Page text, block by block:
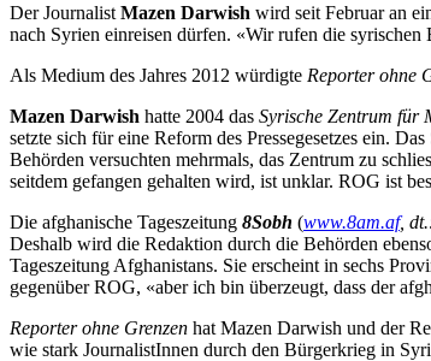
Der Journalist Mazen Darwish wird seit Februar an
nach Syrien einreisen dürfen. «Wir rufen die
Als Medium des Jahres 2012 würdigte Reporter ohne
Mazen Darwish hatte 2004 das Syrische Zentrum für
setzte sich für eine Reform des Pressegesetzes ein.
Behörden versuchten mehrmals, das Zentrum zu
seitdem gefangen gehalten wird, ist unklar. ROG ist
Die afghanische Tageszeitung 8Sobh (www.8am.af,
Deshalb wird die Redaktion durch die Behörden
Tageszeitung Afghanistans. Sie erscheint in sechs
gegenüber ROG, «aber ich bin überzeugt, dass der
Reporter ohne Grenzen hat Mazen Darwish und der
wie stark JournalistInnen durch den Bürgerkrieg in